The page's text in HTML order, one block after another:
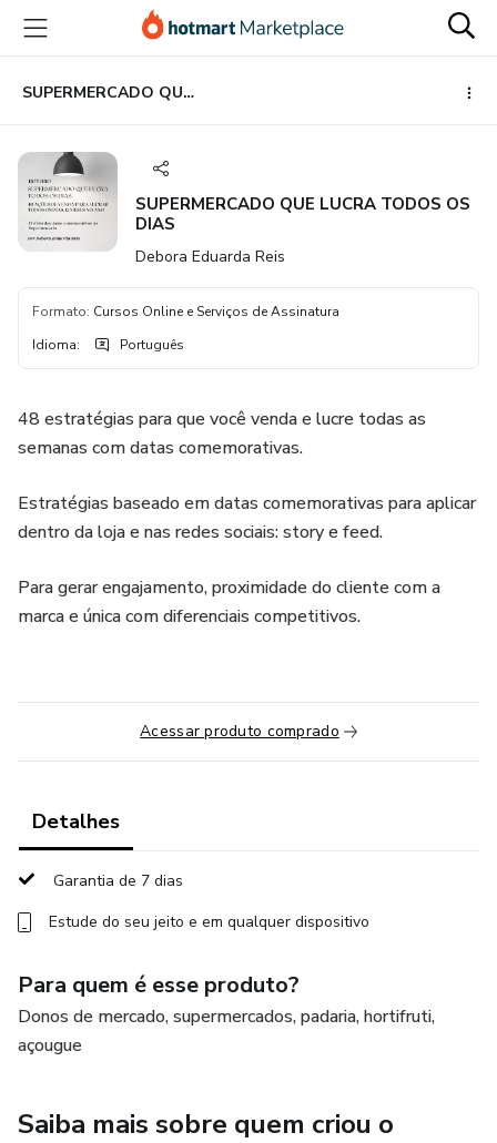
para
conteúdo
principal
para
pagamento
para
rodapé
SUPERMERCADO QUE LUCRA TODOS OS DIAS
SUPERMERCADO QUE LUCRA TODOS OS
DIAS
Debora Eduarda Reis
Formato: Cursos Online e Serviços de Assinatura
Idioma: Português
48 estratégias para que você venda e lucre todas as
semanas com datas comemorativas.
Estratégias baseado em datas comemorativas para aplicar
dentro da loja e nas redes sociais: story e feed.
Para gerar engajamento, proximidade do cliente com a
marca e única com diferenciais competitivos.
Acessar produto comprado
Detalhes
Garantia de 7 dias
Estude do seu jeito e em qualquer dispositivo
Para quem é esse produto?
Donos de mercado, supermercados, padaria, hortifruti,
açougue
Saiba mais sobre quem criou o